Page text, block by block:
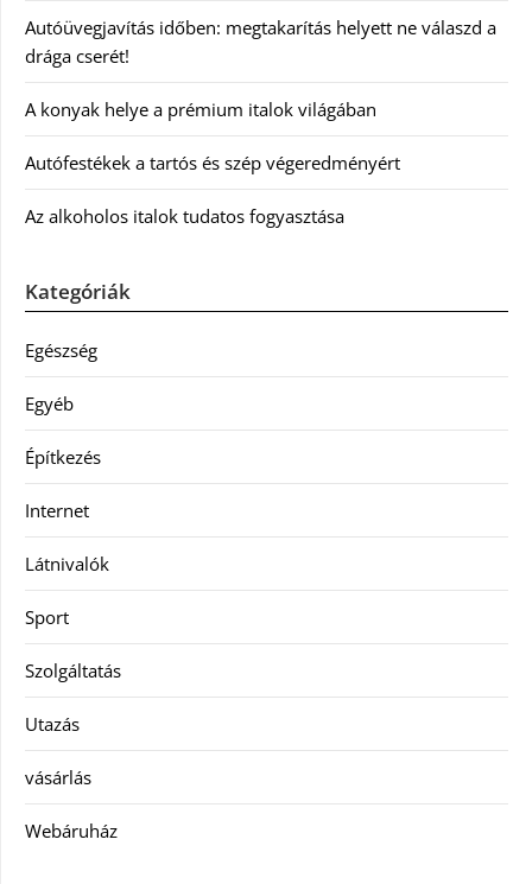
Autóüvegjavítás időben: megtakarítás helyett ne válaszd a
drága cserét!
A konyak helye a prémium italok világában
Autófestékek a tartós és szép végeredményért
Az alkoholos italok tudatos fogyasztása
Kategóriák
Egészség
Egyéb
Építkezés
Internet
Látnivalók
Sport
Szolgáltatás
Utazás
vásárlás
Webáruház